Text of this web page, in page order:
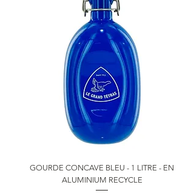
GOURDE CONCAVE BLEU - 1 LITRE - EN
ALUMINIUM RECYCLE